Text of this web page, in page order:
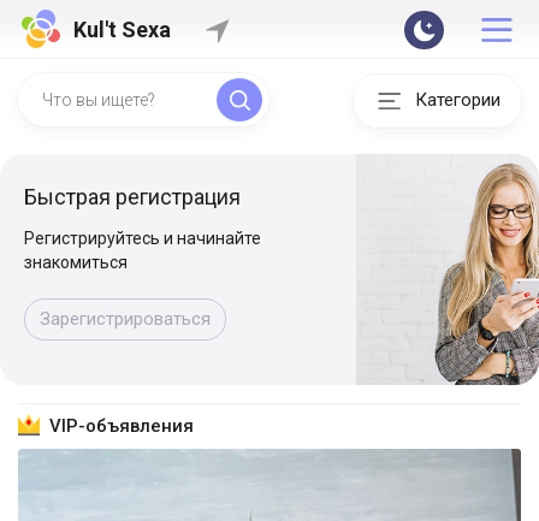
Kul't Sexa
Категории
Быстрая регистрация
Регистрируйтесь и начинайте
знакомиться
Зарегистрироваться
VIP-объявления